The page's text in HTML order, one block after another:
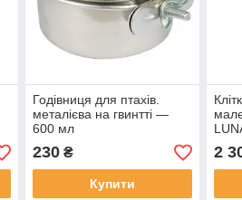
Годівниця для птахів.
металієва на гвинтті —
600 мл
230₴
Купити
2